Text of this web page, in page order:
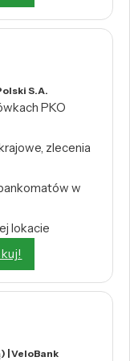
S.A.
PKO
zlecenia
w
lokacie
| VeloBank